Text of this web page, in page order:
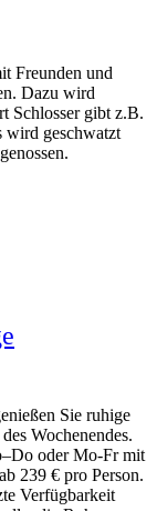
Freunden und
Dazu wird
Schlosser gibt z.B.
wird geschwatzt
Sie ruhige
Wochenendes.
oder Mo-Fr mit
239 € pro Person.
Verfügbarkeit